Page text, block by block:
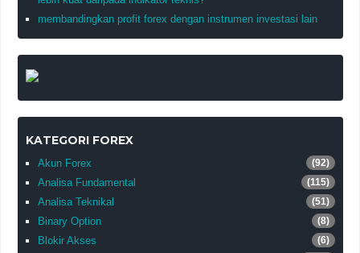
membandingkan profit forex dengan instrumen investasi lain
KATEGORI FOREX
Akun Forex (92)
Analisa Fundamental (115)
Analisa Teknikal (51)
Binary Option (8)
Blokir Akses (6)